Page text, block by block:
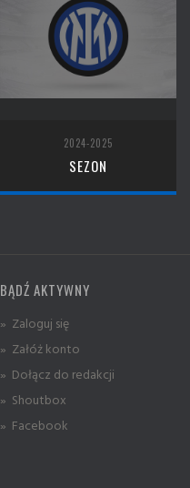
2024-2025
SEZON
BĄDŹ AKTYWNY
» Zaloguj się
» Załóż konto
» Dołącz do redakcji
» Shoutbox
» Facebook